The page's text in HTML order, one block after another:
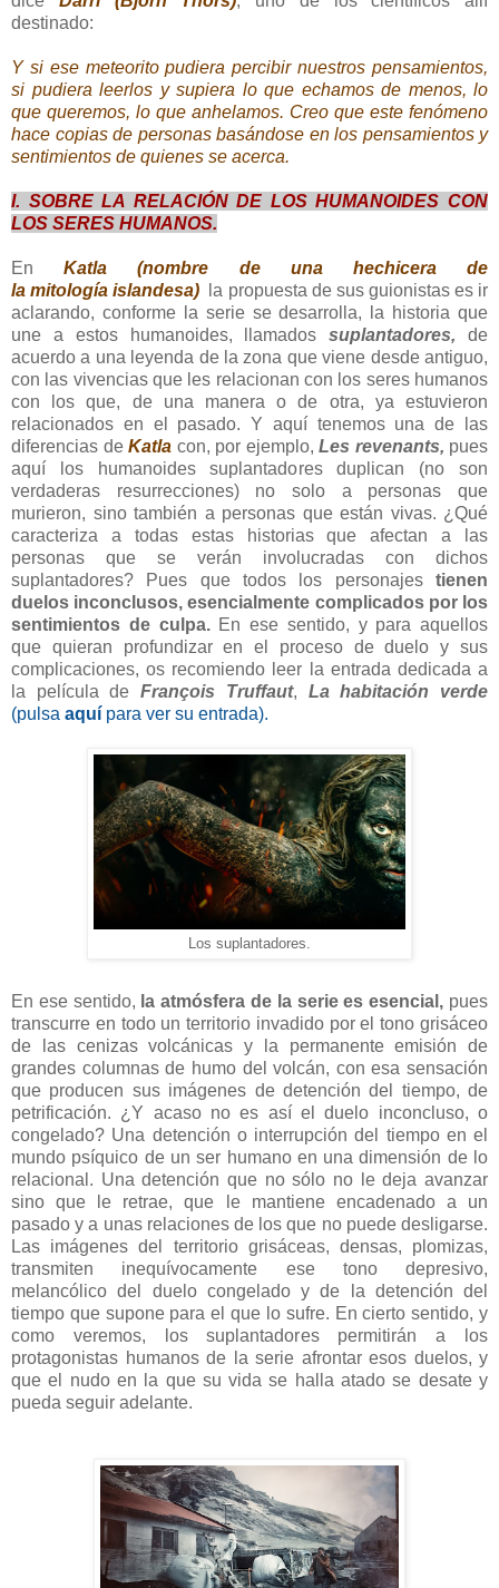
destinado:
Y si ese meteorito pudiera percibir nuestros pensamientos,
si pudiera leerlos y supiera lo que echamos de menos, lo
que queremos, lo que anhelamos. Creo que este fenómeno
hace copias de personas basándose en los pensamientos y
sentimientos de quienes se acerca.
I. SOBRE LA RELACIÓN DE LOS HUMANOIDES CON
LOS SERES HUMANOS.
EnKatla (nombre de una hechicera de
lamitología islandesa)
la propuesta de sus guionistas es ir
aclarando, conforme la serie se desarrolla, la historia que
une a estos humanoides, llamadossuplantadores,de
acuerdo a una leyenda de la zona que viene desde antiguo,
con las vivencias que les relacionan con los seres humanos
con los que, de una manera o de otra, ya estuvieron
relacionados en el pasado. Y aquí tenemos una de las
diferencias de Katla con, por ejemplo, Les revenants, pues
aquí los humanoides suplantadores duplican (no son
verdaderas resurrecciones) no solo a personas que
murieron, sino también a personas que están vivas. ¿Qué
caracteriza a todas estas historias que afectan a las
personas que se verán involucradas con dichos
suplantadores? Pues que todos los personajes tienen
duelos inconclusos, esencialmente complicados por los
sentimientos de culpa. En ese sentido, y para aquellos
que quieran profundizar en el proceso de duelo y sus
complicaciones, os recomiendo leer la entrada dedicada a
la película de François Truffaut, La habitación verde
(pulsa aquí para ver su entrada).
Los suplantadores.
En ese sentido, la atmósfera de la serie es esencial, pues
transcurre en todo un territorio invadido por el tono grisáceo
de las cenizas volcánicas y la permanente emisión de
grandes columnas de humo del volcán, con esa sensación
que producen sus imágenes de detención del tiempo, de
petrificación. ¿Y acaso no es así el duelo inconcluso, o
congelado? Una detención o interrupción del tiempo en el
mundo psíquico de un ser humano en una dimensión de lo
relacional. Una detención que no sólo no le deja avanzar
sino que le retrae, que le mantiene encadenado a un
pasado y a unas relaciones de los que no puede desligarse.
Las imágenes del territorio grisáceas, densas, plomizas,
transmiten inequívocamente ese tono depresivo,
melancólico del duelo congelado y de la detención del
tiempo que supone para el que lo sufre. En cierto sentido, y
como veremos, los suplantadores permitirán a los
protagonistas humanos de la serie afrontar esos duelos, y
que el nudo en la que su vida se halla atado se desate y
pueda seguir adelante.